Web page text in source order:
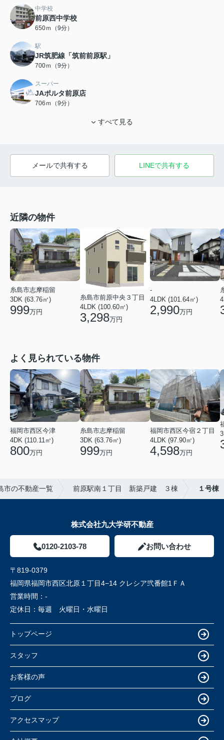
中学校
前原西中学校
650ｍ（9分）
駅
JR筑肥線「筑前前原駅」
700ｍ（9分）
スーパー
JAポルタ前原店
706ｍ（9分）
すべて見る
メールで共有する LINEで共有する
近隣の物件
糸島市志摩稲留
3DK (63.76㎡)
999万円
糸島市前原中央３丁目
4LDK (100.60㎡)
3,298万円
-
4LDK (101.64㎡)
2,990万円
よく見られている物件
福岡市西区今津
4DK (110.11㎡)
800万円
糸島市志摩稲留
3DK (63.76㎡)
999万円
福岡市西区今宿２丁目
4LDK (97.90㎡)
4,598万円
市の不動産一覧 前原駅南１丁目 新築戸建 ３棟 １号棟
株式会社九大学研不動産
0120-2103-78 お問い合わせ
〒819-0379
福岡県福岡市西区北原１丁目4−14 クレシア弐番館1ＦＡ
営業時間： -
定休日： 毎週 火曜日・水曜日
トップページ
スタッフ
お客様の声
ブログ
アクセスマップ